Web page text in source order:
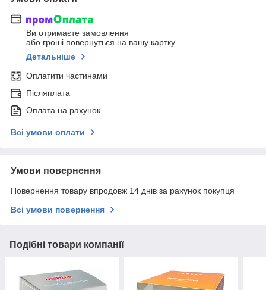
Ви отримаєте замовлення
або гроші повернуться на вашу картку
Детальніше
Оплатити частинами
Післяплата
Оплата на рахунок
Всі умови оплати
Умови повернення
Повернення товару впродовж 14 днів за рахунок покупця
Всі умови повернення
Подібні товари компанії